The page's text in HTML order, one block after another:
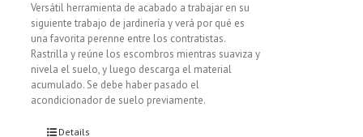
Versátil herramienta de acabado a trabajar en su
siguiente trabajo de jardinería y verá por qué es
una favorita perenne entre los contratistas.
Rastrilla y reúne los escombros mientras suaviza y
nivela el suelo, y luego descarga el material
acumulado. Se debe haber pasado el
acondicionador de suelo previamente.
Details